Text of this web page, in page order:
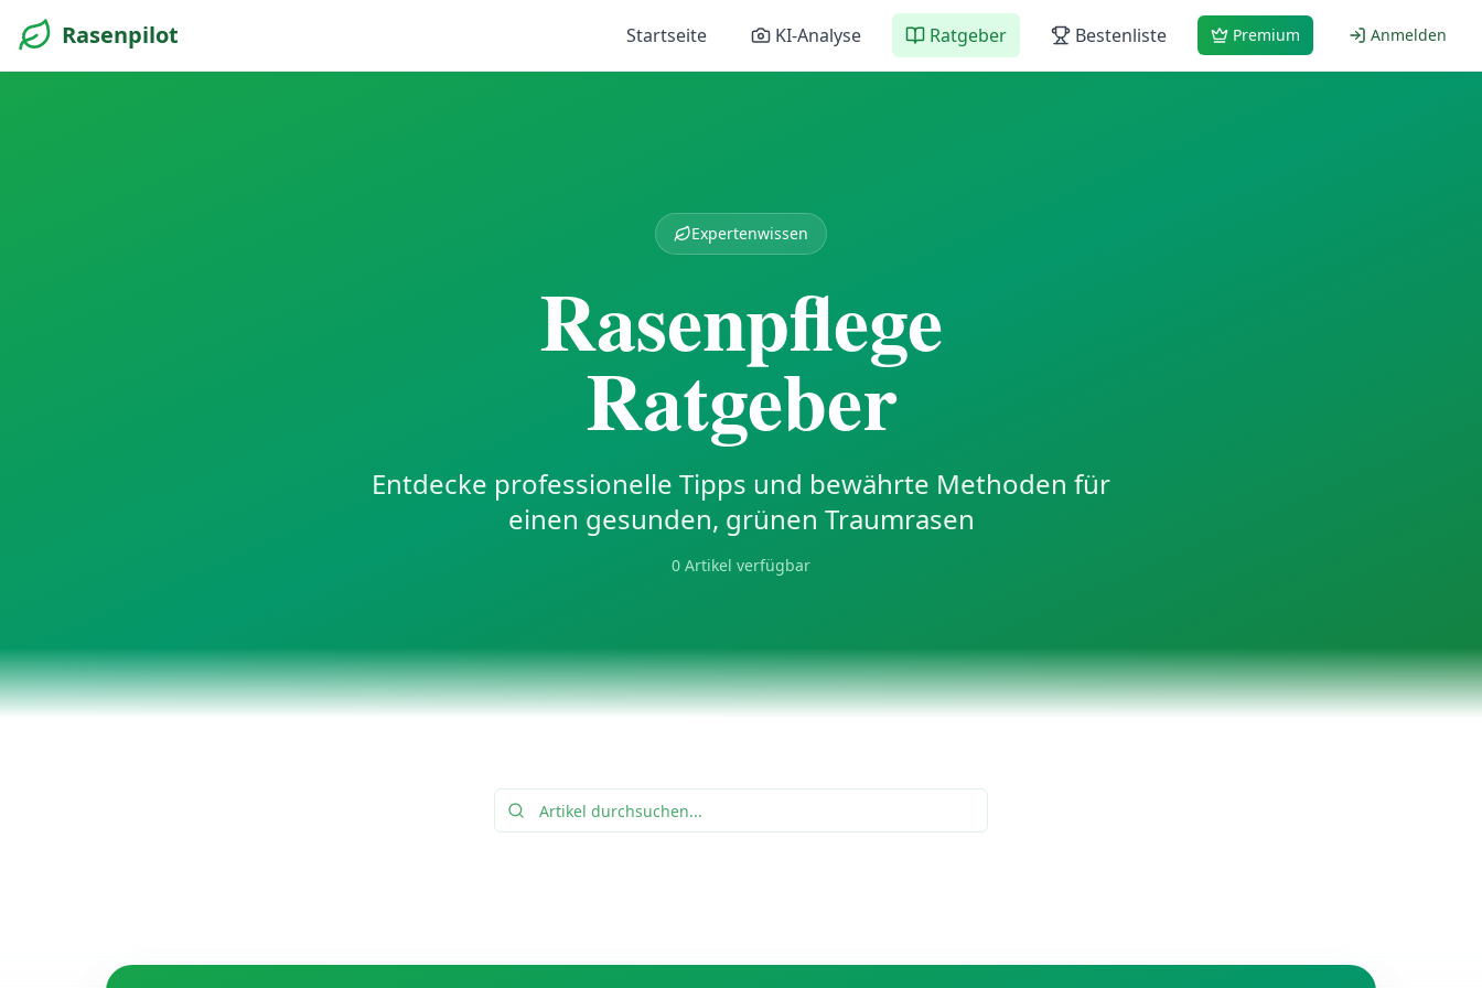
Rasenpilot Startseite KI-Analyse Ratgeber Bestenliste Premium Anmelden
Expertenwissen
Rasenpflege
Ratgeber
Entdecke professionelle Tipps und bewährte Methoden für
einen gesunden, grünen Traumrasen
0 Artikel verfügbar